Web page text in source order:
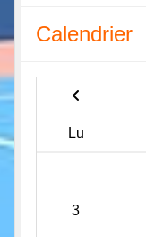
Calendrier
Lu
3